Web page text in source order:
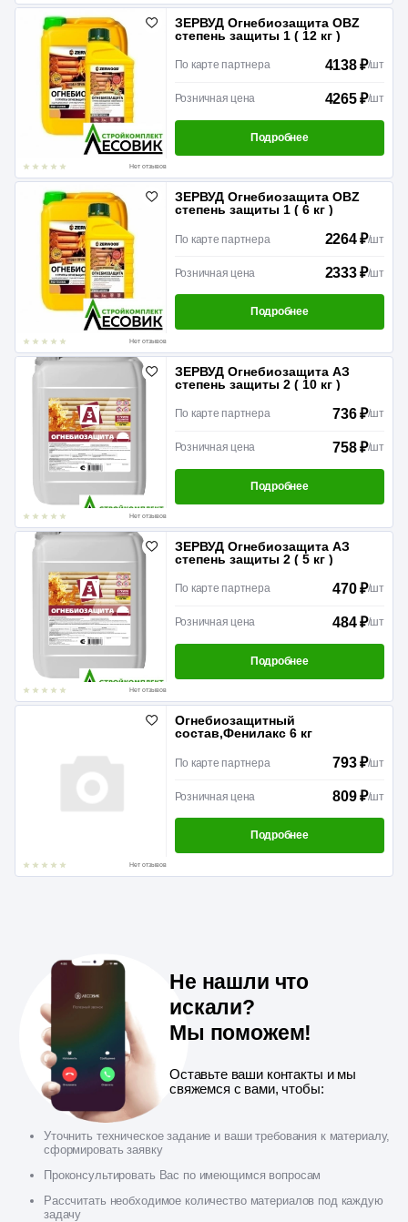
Нет отзывов
ЗЕРВУД Огнебиозащита OBZ
степень защиты 1 ( 12 кг )
По карте партнера 4138 ₽/шт
Розничная цена 4265 ₽/шт
Подробнее
Нет отзывов
ЗЕРВУД Огнебиозащита OBZ
степень защиты 1 ( 6 кг )
По карте партнера 2264 ₽/шт
Розничная цена 2333 ₽/шт
Подробнее
Нет отзывов
ЗЕРВУД Огнебиозащита АЗ
степень защиты 2 ( 10 кг )
По карте партнера 736 ₽/шт
Розничная цена 758 ₽/шт
Подробнее
Нет отзывов
ЗЕРВУД Огнебиозащита АЗ
степень защиты 2 ( 5 кг )
По карте партнера 470 ₽/шт
Розничная цена 484 ₽/шт
Подробнее
Нет отзывов
Огнебиозащитный
состав,Фенилакс 6 кг
По карте партнера 793 ₽/шт
Розничная цена 809 ₽/шт
Подробнее
Не нашли что
искали?
Мы поможем!
Оставьте ваши контакты и мы
свяжемся с вами, чтобы:
Уточнить техническое задание и ваши требования к материалу,
сформировать заявку
Проконсультировать Вас по имеющимся вопросам
Рассчитать необходимое количество материалов под каждую
задачу